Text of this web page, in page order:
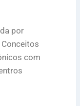
por
com